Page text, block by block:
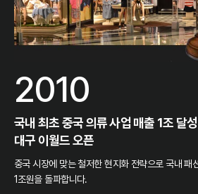
2010
국내 최초 중국 의류 사업 매출 1조 달성
대구 이월드 오픈
중국 시장에 맞는 철저한 현지화 전략으로 국내 패
1조원을 돌파합니다.